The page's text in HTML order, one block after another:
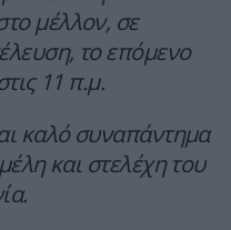
μέλλον, σε
το επόμενο
11 π.μ.
καλό συναπάντημα
και στελέχη του